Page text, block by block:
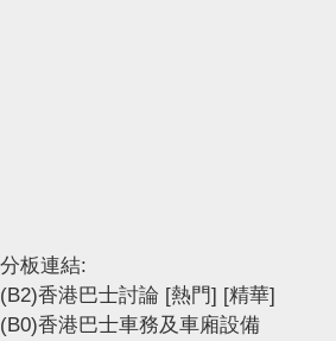
分板連結:
(B2)香港巴士討論 [熱門] [精華]
(B0)香港巴士車務及車廂設備